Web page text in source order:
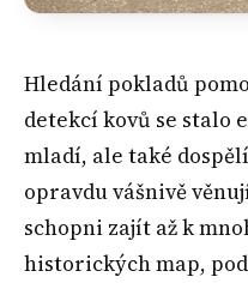
Hledání pokladů
detekcí kovů se stalo
mladí, ale také
opravdu vášnivě
schopni zajít až k
historických map,